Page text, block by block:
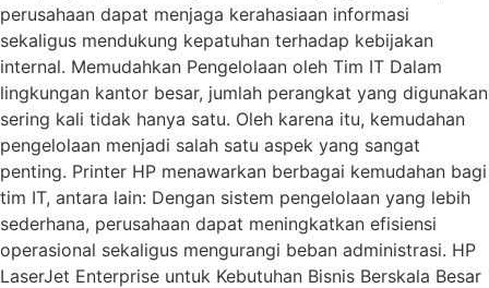
perusahaan dapat menjaga kerahasiaan informasi
sekaligus mendukung kepatuhan terhadap kebijakan
internal. Memudahkan Pengelolaan oleh Tim IT Dalam
lingkungan kantor besar, jumlah perangkat yang digunakan
sering kali tidak hanya satu. Oleh karena itu, kemudahan
pengelolaan menjadi salah satu aspek yang sangat
penting. Printer HP menawarkan berbagai kemudahan bagi
tim IT, antara lain: Dengan sistem pengelolaan yang lebih
sederhana, perusahaan dapat meningkatkan efisiensi
operasional sekaligus mengurangi beban administrasi. HP
LaserJet Enterprise untuk Kebutuhan Bisnis Berskala Besar